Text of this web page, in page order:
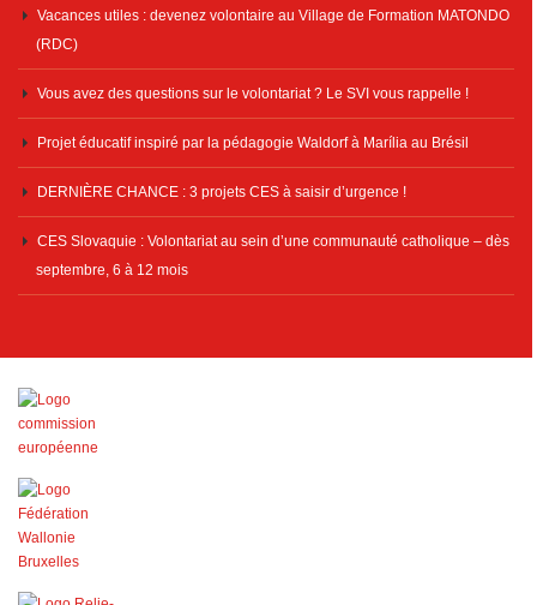
Vacances utiles : devenez volontaire au Village de Formation MATONDO
(RDC)
Vous avez des questions sur le volontariat ? Le SVI vous rappelle !
Projet éducatif inspiré par la pédagogie Waldorf à Marília au Brésil
DERNIÈRE CHANCE : 3 projets CES à saisir d’urgence !
CES Slovaquie : Volontariat au sein d’une communauté catholique – dès
septembre, 6 à 12 mois